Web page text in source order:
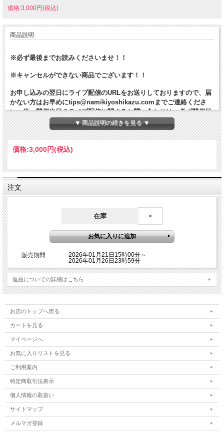
価格:3,000円(税込)
商品説明
※必ず最後までお読みくださいませ！！
※キャンセルができない商品でございます！！
お申し込みの翌日にライブ配信のURLをお送りしておりますので、届
かない方はお早めにtips@namikiyoshikazu.comまでご連絡くださ
い。尚、開催当日のライブ配信に関するお問い合わせは、必ず開催日
の15時までにお願いいたします。それ以降のお問い合わせは対応でき
兼ねますので、予めご了承ください。
ご質問のある方は、ライブ配信時のZOOMの「Q &A」にご記入をお
【オンライン参加の重要事項】
の場合、録画視聴となりますので予めご了承ください。
・事前にZOOM承認申請ができない場合
・ZOOMの設定が不安な方
また、オンラインワークショップはメールでのやりとりが多いため、
メールアドレスがない方など、メールのやりとりができない方はお申
込みを控えてください。恐れ入りますが、弊社でメール受信設定およ
びZOOM登録設定の方法について対応はしておりませんので、予めご
了承ください。
お申し込み完了後、自動返信メールが届きます。お申し込み開始時は
混雑し自動返信メールがすぐに届かない場合もございます。その場合
は少しお時間をあけてから自動返信メールが届いているかご確認くだ
さい。もし自動返信メールが届かない場合は迷惑メールフォルダをご
確認いただくか、tips@namikiyoshikazu.comまでその旨お問い合わ
せください。並木良和オフィシャルオンラインストアに会員登録され
ている方は、マイページにログインしていただくと販売履歴でお申し
込み状況をご確認いただけます。
shopmaster@namiki.mm.shopserve.jpのメールは送信専用となっ
ております。
このメールにお問い合わせいただきましても、返信できませんので予
めご了承ください。
▼ 商品説明の続きを見る ▼
価格:3,000円(税込)
注文
在庫 ×
販売期間:
2026年01月21日15時00分～
2026年01月26日23時59分
返品についての詳細はこちら
お店のトップへ戻る
カートを見る
マイページへ
お気に入りリストを見る
ご利用案内
特定商取引法表示
個人情報の取扱い
サイトマップ
メルマガ登録